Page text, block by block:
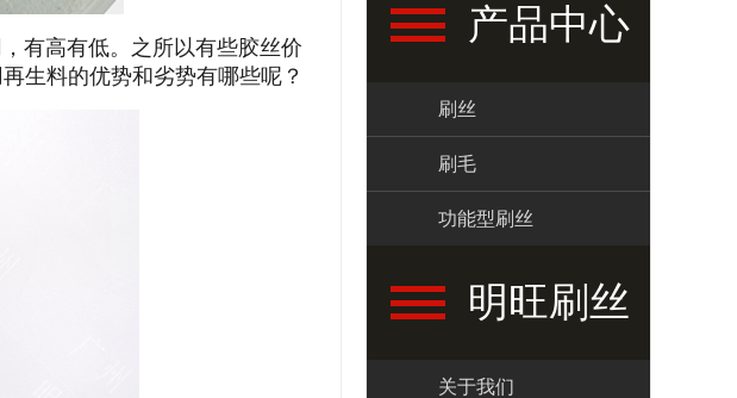
有高有低。之所以有些胶丝价
生料的优势和劣势有哪些呢？
产品中心
刷丝
刷毛
功能型刷丝
明旺刷丝
关于我们